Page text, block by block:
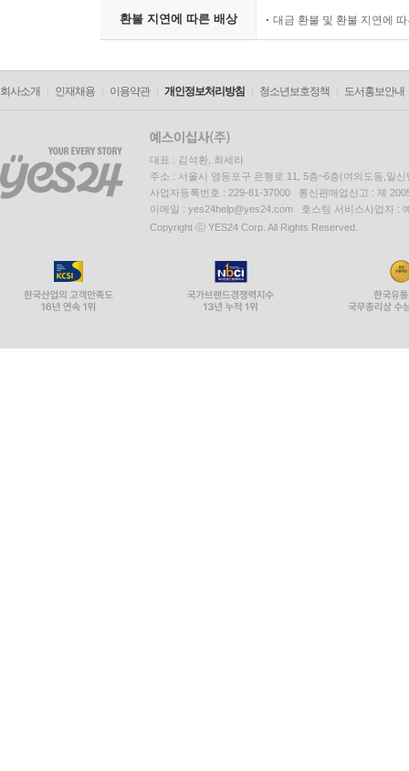
환불 지연에 따른 배상 대금 환불 및 환불 지연에
회사소개 인재채용 이용약관 개인정보처리방침 청소년보호정책 도서홍보안내
대표 : 김석환, 최세라
주소 : 서울시 영등포구 은행로 11, 5층~6층(여의도동,일신
사업자등록번호 : 229-81-37000 통신판매업신고 : 제
이메일 : yes24help@yes24.com 호스팅 서비스사업자 :
Copyright ⓒ YES24 Corp. All Rights Reserved.